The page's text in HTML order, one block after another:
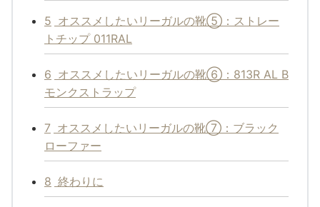
5 オススメしたいリーガルの靴⑤：ストレー
トチップ 011RAL
6 オススメしたいリーガルの靴⑥：813R AL B
モンクストラップ
7 オススメしたいリーガルの靴⑦：ブラック
ローファー
8 終わりに